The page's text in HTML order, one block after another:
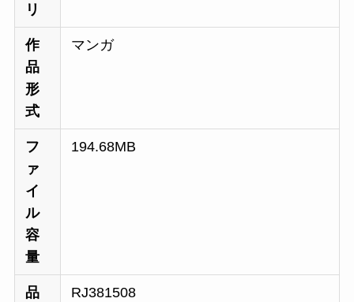
リ
作
品
形
式
マンガ
フ
ァ
イ
ル
容
量
194.68MB
品
RJ381508